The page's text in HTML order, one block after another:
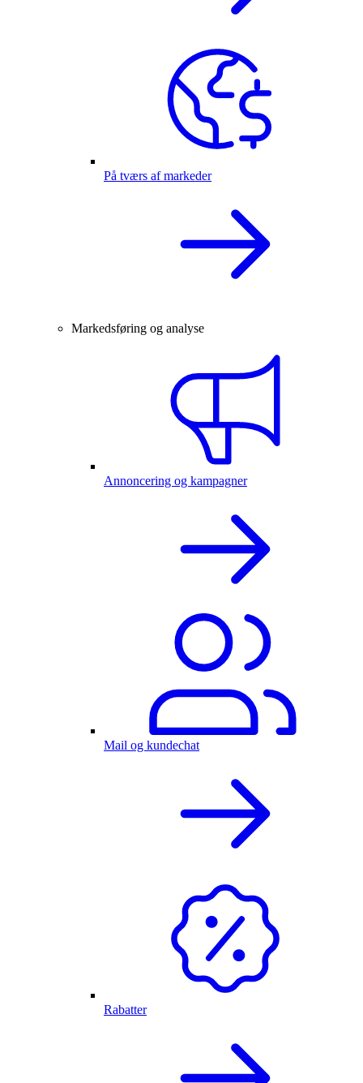
På tværs af markeder
Markedsføring og analyse
Annoncering og kampagner
Mail og kundechat
Rabatter